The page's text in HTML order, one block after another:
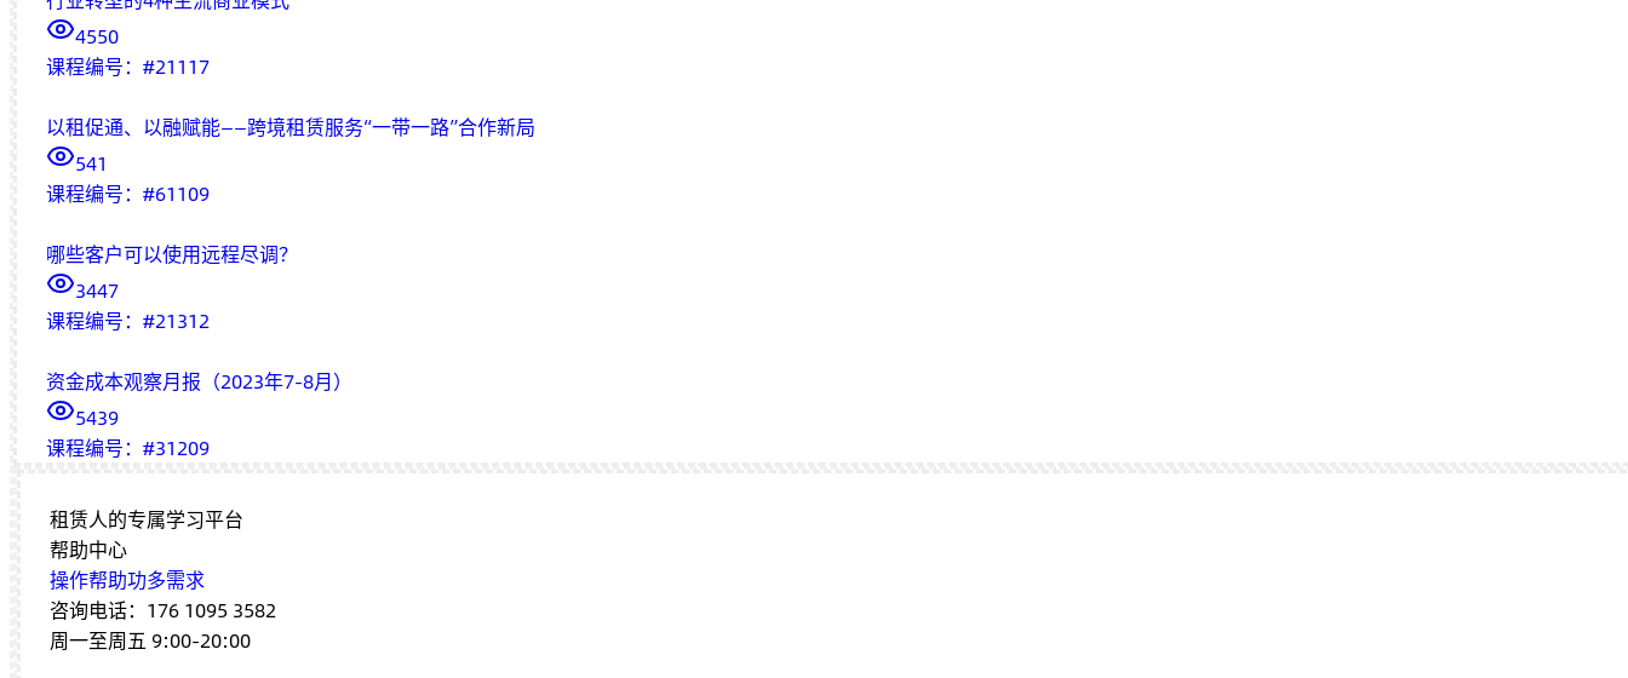
4550
课程编号： #21117
以租促通、以融赋能——跨境租赁服务“一带一路”合作新局
541
课程编号： #61109
哪些客户可以使用远程尽调？
3447
课程编号： #21312
资金成本观察月报（2023年7-8月）
5439
课程编号： #31209
租赁人的专属学习平台
帮助中心
操作帮助功多需求
咨询电话：176 1095 3582
周一至周五 9:00-20:00